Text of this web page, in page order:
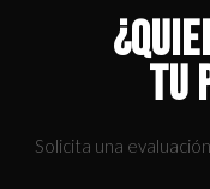
TU
Solicita una